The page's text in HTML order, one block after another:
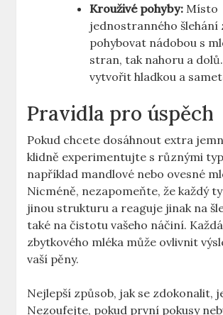
Krouživé ‌pohyby: Místo
jednostranného šlehání
pohybovat nádobou s
stran, ⁤tak nahoru a
vytvořit hladkou a
Pravidla pro ​úspěch
Pokud chcete dosáhnout extra
klidně experimentujte s různými
například ⁣mandlové nebo ovesné
Nicméně, ⁣nezapomeňte, že každý
jinou ⁣strukturu a reaguje jinak na
také na čistotu vašeho ‌náčiní.
zbytkového mléka může ovlivnit
vaší pěny.
Nejlepší způsob,​ jak se zdokonalit,
Nezoufejte, pokud první pokusy